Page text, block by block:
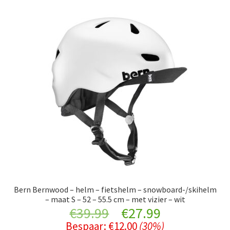
Bern Bernwood – helm – fietshelm – snowboard-/skihelm
– maat S – 52 – 55.5 cm – met vizier – wit
€39.99
Original
€27.99Current
Bespaar: €12.00(30%)